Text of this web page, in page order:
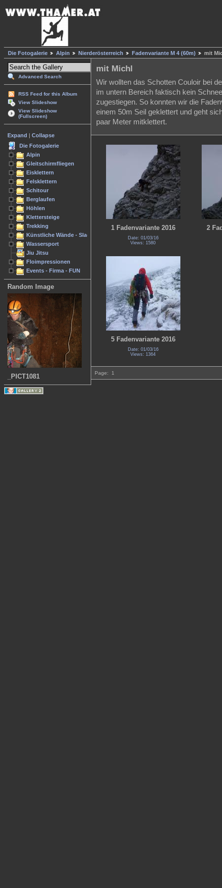
Die Fotogalerie Alpin Nierderösterreich Fadenvariante M 4 (60m) mit
Advanced Search
RSS Feed for this Album
View Slideshow
View Slideshow
(Fullscreen)
Expand
Collapse
Die Fotogalerie
Alpin
Gleitschirmfliegen
Eisklettern
Felsklettern
Schitour
Berglaufen
Höhlen
Klettersteige
Trekking
Künstliche Wände - Slacken
Wassersport
Jiu Jitsu
Floimpressionen
Events - Firma - FUN
Random Image
_PICT1081
mit Michl
Wir wollten das Schotten Couloir bei
im untern Bereich faktisch kein
zugestiegen. So konnten wir die
einem 50m Seil geklettert und geht
paar Meter mitklettert.
1 Fadenvariante 2016
Date: 01/03/16
Views: 1580
2
5 Fadenvariante 2016
Date: 01/03/16
Views: 1364
Page: 1